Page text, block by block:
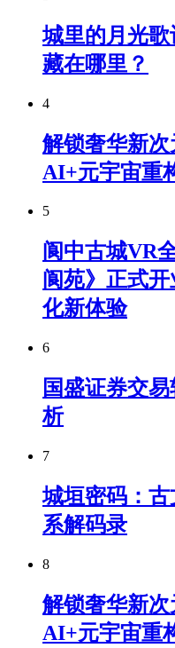
城里的月光
藏在哪里？
4
解锁奢华新
AI+元宇宙重
5
阆中古城VR
阆苑》正式
化新体验
6
国盛证券交
析
7
城垣密码：
系解码录
8
解锁奢华新
AI+元宇宙重